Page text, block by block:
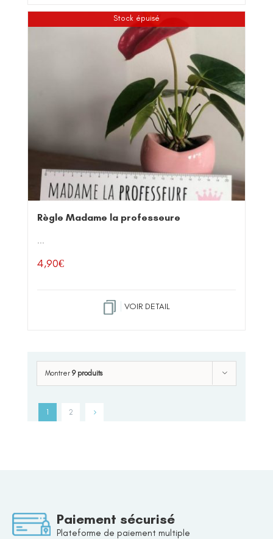
Stock épuisé
Règle Madame la professeure
...
4,90€
VOIR DETAIL
Montrer 9 produits
1 2
Paiement sécurisé
Plateforme de paiement multiple